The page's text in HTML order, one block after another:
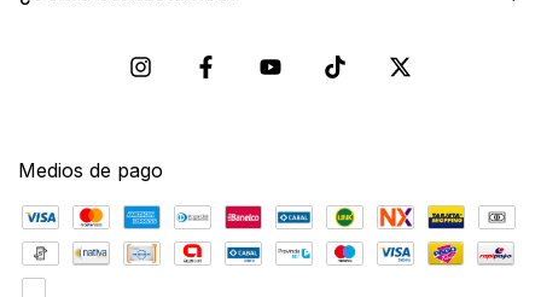
Medios de pago